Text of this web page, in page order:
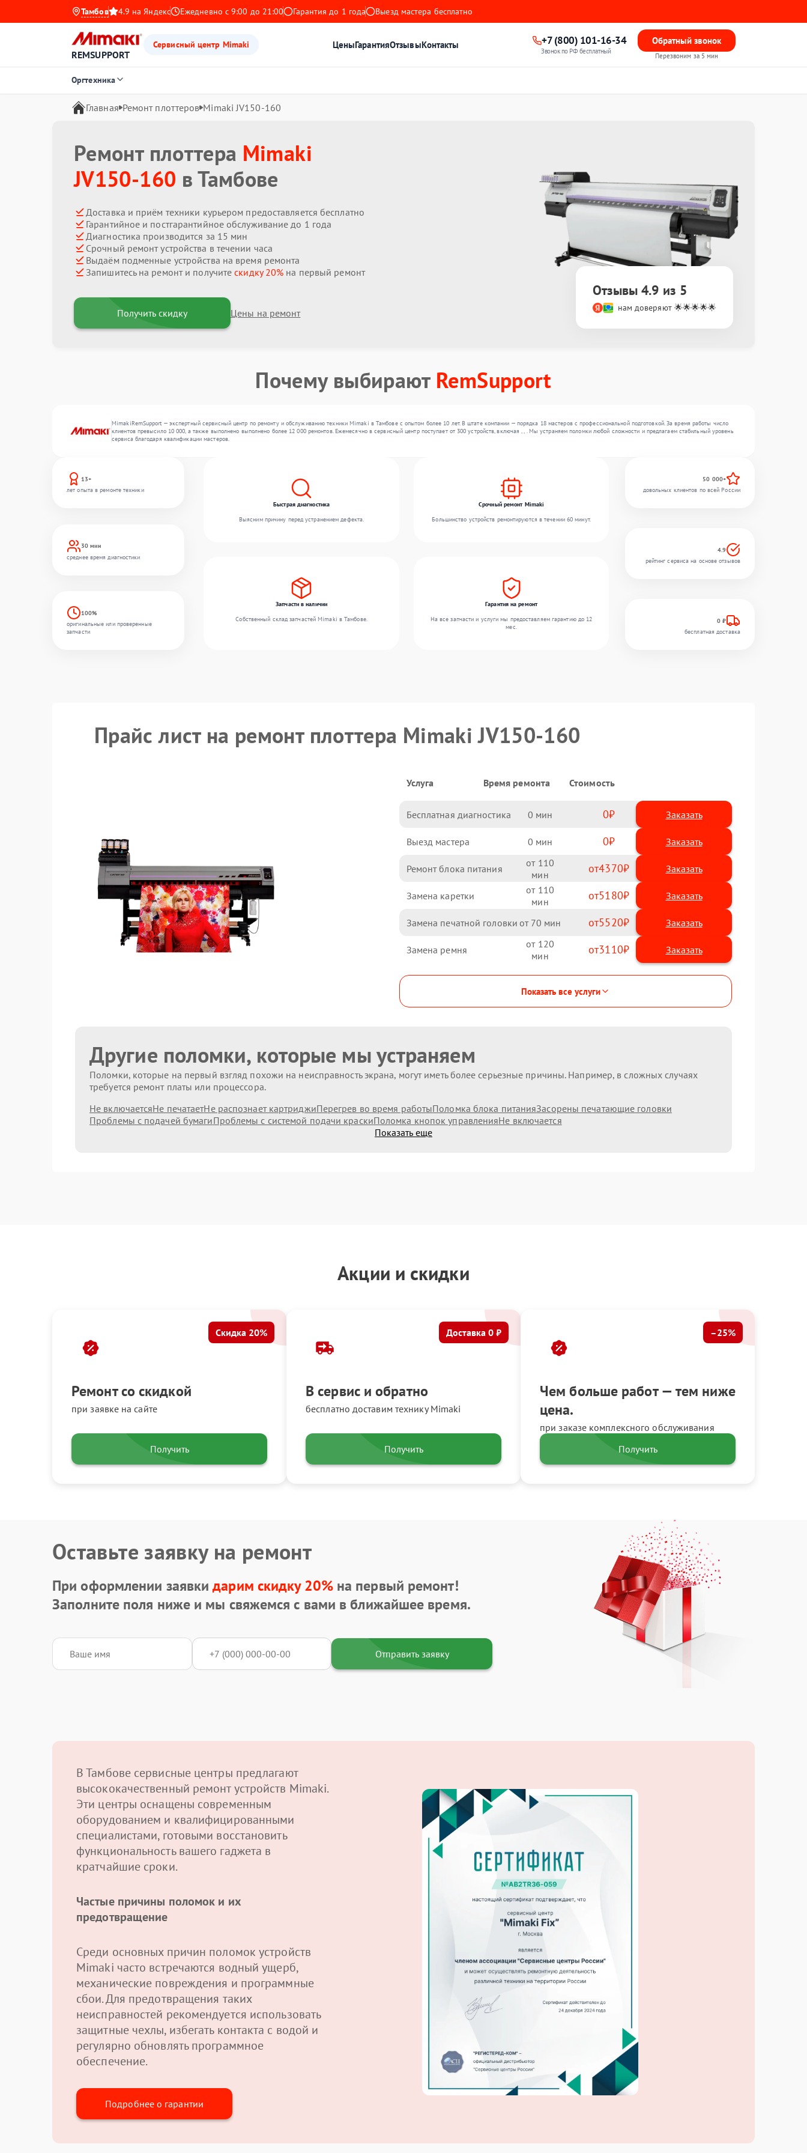
Тамбов 4.9 на Яндекс Ежедневно с 9:00 до 21:00 Гарантия до 1 года Выезд мастера бесплатно
REMSUPPORT
Сервисный центр Mimaki ЦеныГарантияОтзывыКонтакты +7 (800) 101-16-34
Звонок по РФ бесплатный
Обратный звонок
Перезвоним за 5 мин
Оргтехника
Главная Ремонт плоттеров Mimaki JV150-160
Ремонт плоттера Mimaki
JV150-160 в Тамбове
Доставка и приём техники курьером предоставляется бесплатно
Гарантийное и постгарантийное обслуживание до 1 года
Диагностика производится за 15 мин
Срочный ремонт устройства в течении часа
Выдаём подменные устройства на время ремонта
Запишитесь на ремонт и получитескидку 20% на первый ремонт
Получить скидку Цены на ремонт
Отзывы 4.9 из 5
нам доверяют 🌟🌟🌟🌟🌟
Почему выбирают RemSupport
MimakiRemSupport — экспертный сервисный центр по ремонту и обслуживанию техники Mimaki в Тамбове с опытом более 10 лет. В штате компании — порядка 18 мастеров с профессиональной подготовкой. За время работы число
клиентов превысило 10 000, а также выполнено выполнено более 12 000 ремонтов. Ежемесячно в сервисный центр поступает от 300 устройств, включая , , . Мы устраняем поломки любой сложности и предлагаем стабильный уровень
сервиса благодаря квалификации мастеров.
13+
лет опыта в ремонте техники
30 мин
среднее время диагностики
100%
оригинальные или проверенные
запчасти
Быстрая диагностика
Выясним причину перед устранением дефекта.
Срочный ремонт Mimaki
Большинство устройств ремонтируются в течении 60 минут.
Запчасти в наличии
Собственный склад запчастей Mimaki в Тамбове.
Гарантия на ремонт
На все запчасти и услуги мы предоставляем гарантию до 12
мес.
50 000+
довольных клиентов по всей России
4.9
рейтинг сервиса на основе отзывов
0 ₽
бесплатная доставка
Прайс лист на ремонт плоттера Mimaki JV150-160
Услуга Время ремонта Стоимость
Бесплатная диагностика 0 0 Заказать
Выезд мастера 0 0 Заказать
Ремонт блока питания 110 4370
Замена каретки 110 5180
Замена печатной головки 70 5520
Замена ремня 120 3110
Показать все услуги
Другие поломки, которые мы устраняем
Поломки, которые на первый взгляд похожи на неисправность экрана, могут иметь более серьезные причины. Например, в сложных случаях
требуется ремонт платы или процессора.
Не включаетсяНе печатаетНе распознает картриджиПерегрев во время работыПоломка блока питанияЗасорены печатающие головки
Проблемы с подачей бумагиПроблемы с системой подачи краскиПоломка кнопок управленияНе включается
Показать еще
Акции и скидки
Ремонт со скидкой
при заявке на сайте
Скидка 20%
Получить
В сервис и обратно
бесплатно доставим технику Mimaki
Доставка 0 ₽
Получить
Чем больше работ — тем ниже
цена.
при заказе комплексного обслуживания
–25%
Получить
Оставьте заявку на ремонт
При оформлении заявкидарим скидку 20%на первый ремонт!
Заполните поля ниже и мы свяжемся с вами в ближайшее время.
Отправить заявку
В Тамбове сервисные центры предлагают
высококачественный ремонт устройств Mimaki.
Эти центры оснащены современным
оборудованием и квалифицированными
специалистами, готовыми восстановить
функциональность вашего гаджета в
кратчайшие сроки.
Частые причины поломок и их
предотвращение
Среди основных причин поломок устройств
Mimaki часто встречаются водный ущерб,
механические повреждения и программные
сбои. Для предотвращения таких
неисправностей рекомендуется использовать
защитные чехлы, избегать контакта с водой и
регулярно обновлять программное
обеспечение.
Подробнее о гарантии